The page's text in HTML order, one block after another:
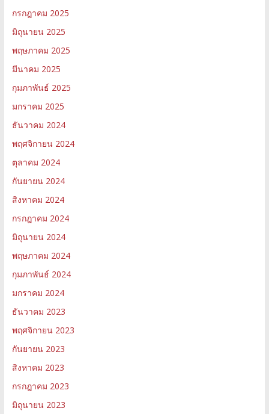
กรกฎาคม 2025
มิถุนายน 2025
พฤษภาคม 2025
มีนาคม 2025
กุมภาพันธ์ 2025
มกราคม 2025
ธันวาคม 2024
พฤศจิกายน 2024
ตุลาคม 2024
กันยายน 2024
สิงหาคม 2024
กรกฎาคม 2024
มิถุนายน 2024
พฤษภาคม 2024
กุมภาพันธ์ 2024
มกราคม 2024
ธันวาคม 2023
พฤศจิกายน 2023
กันยายน 2023
สิงหาคม 2023
กรกฎาคม 2023
มิถุนายน 2023